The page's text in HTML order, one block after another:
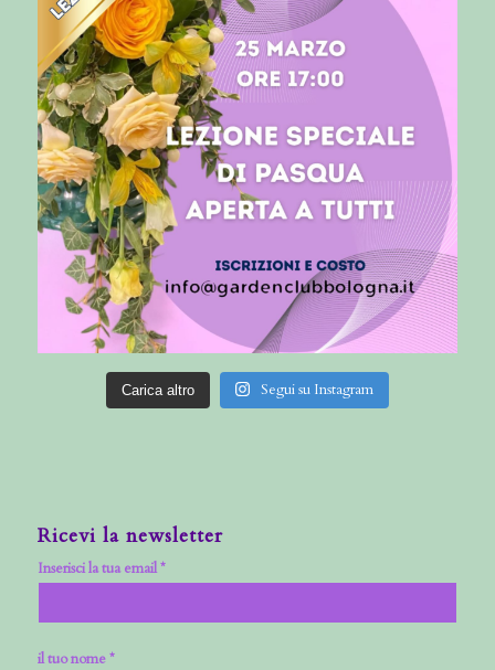
Carica altro Segui su Instagram
Ricevi la newsletter
Inserisci la tua email *
il tuo nome *